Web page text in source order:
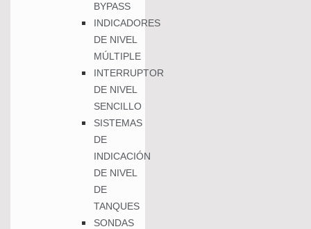
BYPASS
INDICADORES
DE NIVEL
MÚLTIPLE
INTERRUPTOR
DE NIVEL
SENCILLO
SISTEMAS
DE
INDICACIÓN
DE NIVEL
DE
TANQUES
SONDAS